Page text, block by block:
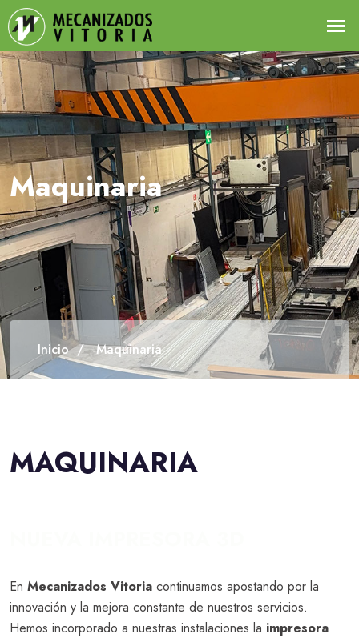
Maquinaria
Inicio Maquinaria
MAQUINARIA
En Mecanizados Vitoria continuamos apostando por la
innovación y la mejora constante de nuestros servicios.
Hemos incorporado a nuestras instalaciones la impresora